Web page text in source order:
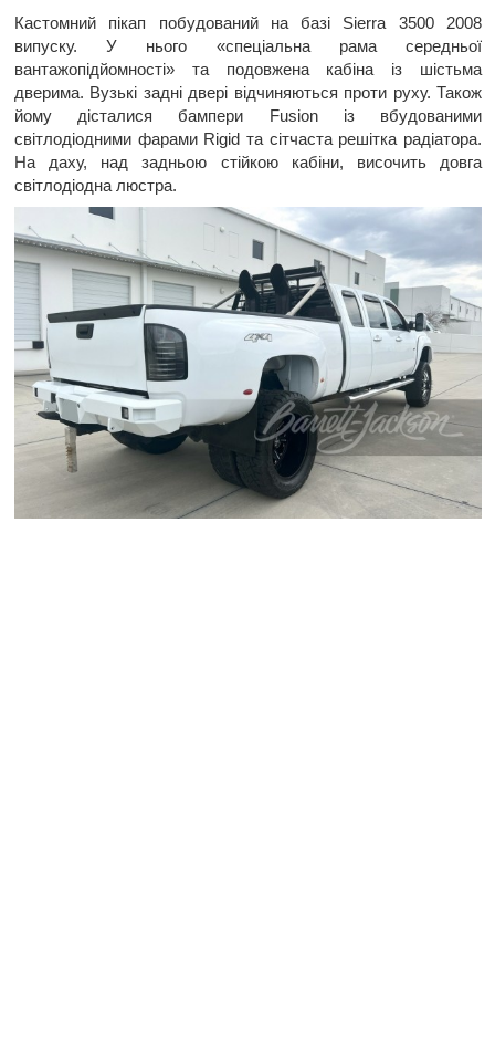
Кастомний пікап побудований на базі Sierra 3500 2008
випуску. У нього «спеціальна рама середньої
вантажопідйомності» та подовжена кабіна із шістьма
дверима. Вузькі задні двері відчиняються проти руху. Також
йому дісталися бампери Fusion із вбудованими
світлодіодними фарами Rigid та сітчаста решітка радіатора.
На даху, над задньою стійкою кабіни, височить довга
світлодіодна люстра.